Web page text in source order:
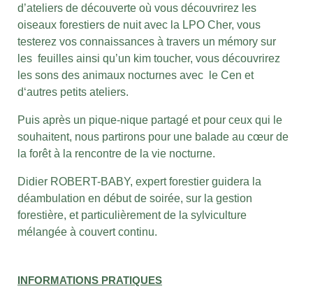
d’ateliers de découverte où vous découvrirez les
oiseaux forestiers de nuit avec la LPO Cher, vous
testerez vos connaissances à travers un mémory sur
les feuilles ainsi qu’un kim toucher, vous découvrirez
les sons des animaux nocturnes avec le Cen et
d‘autres petits ateliers.
Puis après un pique-nique partagé et pour ceux qui le
souhaitent, nous partirons pour une balade au cœur de
la forêt à la rencontre de la vie nocturne.
Didier ROBERT-BABY, expert forestier guidera la
déambulation en début de soirée, sur la gestion
forestière, et particulièrement de la sylviculture
mélangée à couvert continu.
INFORMATIONS PRATIQUES